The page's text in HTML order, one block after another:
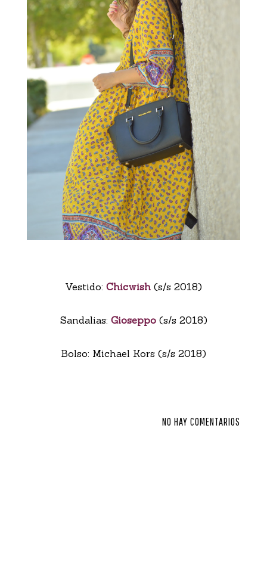
Vestido: Chicwish (s/s 2018)
Sandalias: Gioseppo(s/s 2018)
Bolso: Michael Kors (s/s 2018)
NO HAY COMENTARIOS